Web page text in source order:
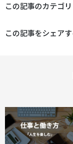
この記事のカテゴリ
この記事をシェアす